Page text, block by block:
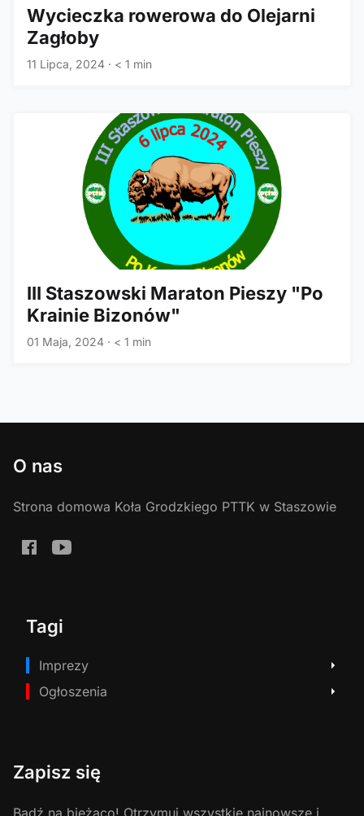
Wycieczka rowerowa do Olejarni
Zagłoby
11 Lipca, 2024 · < 1 min
III Staszowski Maraton Pieszy "Po
Krainie Bizonów"
01 Maja, 2024 · < 1 min
O nas
Strona domowa Koła Grodzkiego PTTK w Staszowie
Tagi
Imprezy
Ogłoszenia
Zapisz się
Bądź na bieżąco! Otrzymuj wszystkie najnowsze i